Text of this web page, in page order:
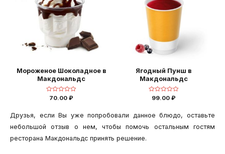
Мороженое Шоколадное в
Макдональдс
Оценка
70.00 ₽
Ягодный Пунш в
Макдональдс
Оценка
99.00 ₽
Друзья, если Вы уже попробовали данное блюдо, оставьте
небольшой отзыв о нем, чтобы помочь остальным гостям
ресторана Макдональдс принять решение.